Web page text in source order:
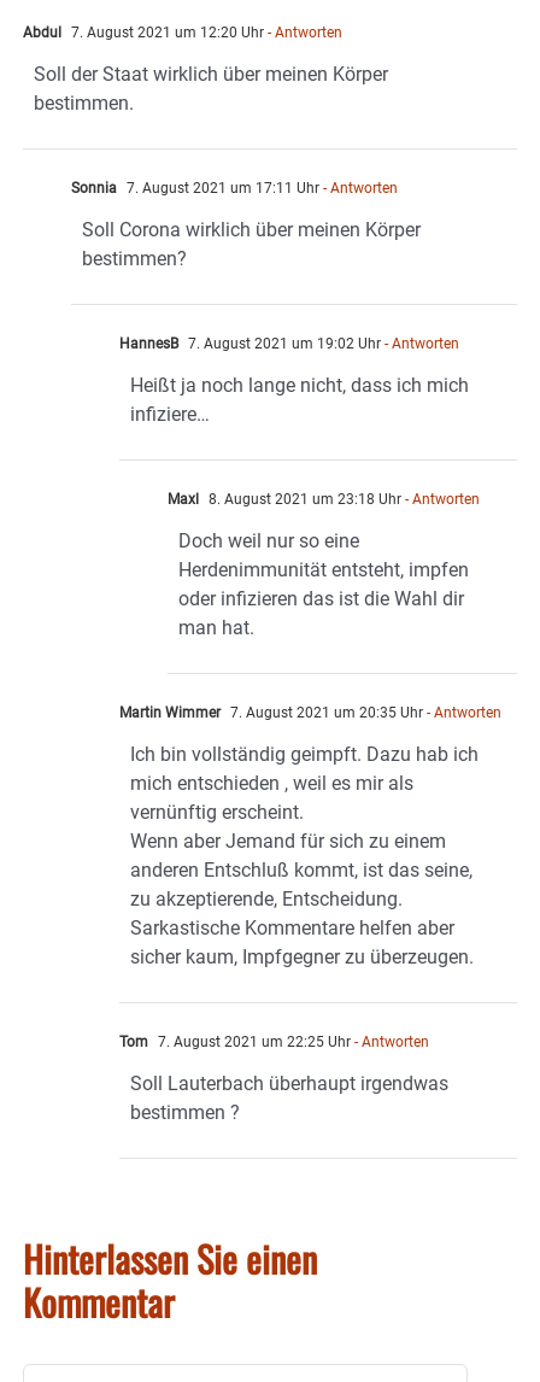
Abdul 7. August 2021 um 12:20 Uhr - Antworten
Soll der Staat wirklich über meinen Körper
bestimmen.
Sonnia 7. August 2021 um 17:11 Uhr - Antworten
Soll Corona wirklich über meinen Körper
bestimmen?
HannesB 7. August 2021 um 19:02 Uhr - Antworten
Heißt ja noch lange nicht, dass ich mich
infiziere…
Maxl 8. August 2021 um 23:18 Uhr - Antworten
Doch weil nur so eine
Herdenimmunität entsteht, impfen
oder infizieren das ist die Wahl dir
man hat.
Martin Wimmer 7. August 2021 um 20:35 Uhr - Antworten
Ich bin vollständig geimpft. Dazu hab ich
mich entschieden , weil es mir als
vernünftig erscheint.
Wenn aber Jemand für sich zu einem
anderen Entschluß kommt, ist das seine,
zu akzeptierende, Entscheidung.
Sarkastische Kommentare helfen aber
sicher kaum, Impfgegner zu überzeugen.
Tom 7. August 2021 um 22:25 Uhr - Antworten
Soll Lauterbach überhaupt irgendwas
bestimmen ?
Hinterlassen Sie einen
Kommentar